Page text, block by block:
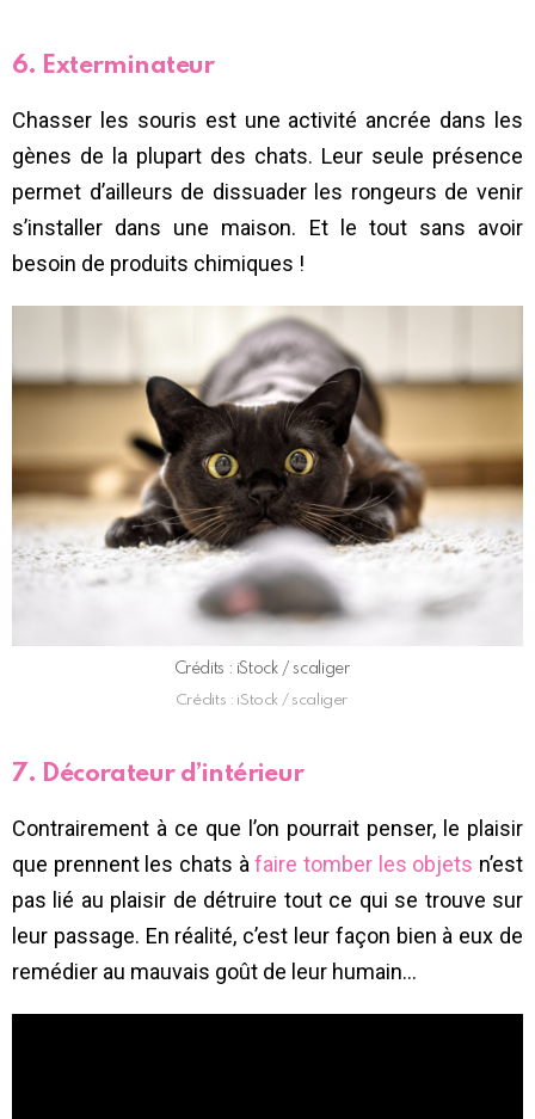
6. Exterminateur
Chasser les souris est une activité ancrée dans les
gènes de la plupart des chats. Leur seule présence
permet d’ailleurs de dissuader les rongeurs de venir
s’installer dans une maison. Et le tout sans avoir
besoin de produits chimiques !
Crédits : iStock / scaliger
Crédits : iStock / scaliger
7. Décorateur d’intérieur
Contrairement à ce que l’on pourrait penser, le plaisir
que prennent les chats àfaire tomber les objets n’est
pas lié au plaisir de détruire tout ce qui se trouve sur
leur passage. En réalité, c’est leur façon bien à eux de
remédier au mauvais goût de leur humain…